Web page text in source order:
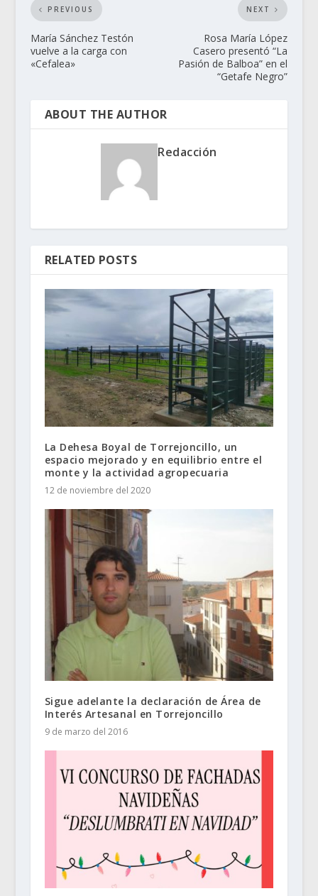
PREVIOUS
María Sánchez Testón
vuelve a la carga con
«Cefalea»
NEXT
Rosa María López
Casero presentó “La
Pasión de Balboa” en el
“Getafe Negro”
ABOUT THE AUTHOR
Redacción
RELATED POSTS
La Dehesa Boyal de Torrejoncillo, un
espacio mejorado y en equilibrio entre el
monte y la actividad agropecuaria
12 de noviembre del 2020
Sigue adelante la declaración de Área de
Interés Artesanal en Torrejoncillo
9 de marzo del 2016